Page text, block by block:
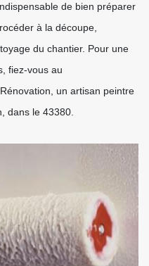
de bien préparer
à la découpe,
du chantier. Pour une
fiez-vous au
un artisan peintre
dans le 43380.